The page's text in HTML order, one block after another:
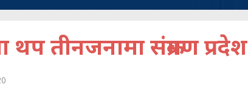
थप तीनजनामा संक्रमण प्रदेश